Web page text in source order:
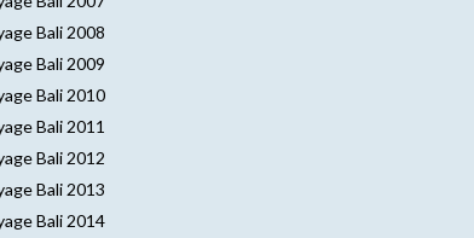
Bali 2008
Bali 2009
Bali 2010
Bali 2011
Bali 2012
Bali 2013
Bali 2014